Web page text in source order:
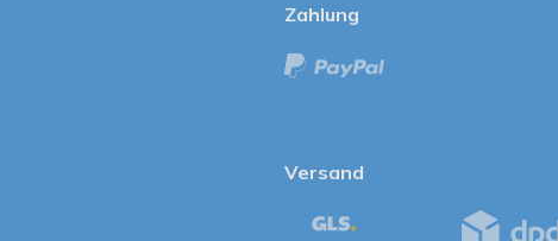
Zahlung
Versand